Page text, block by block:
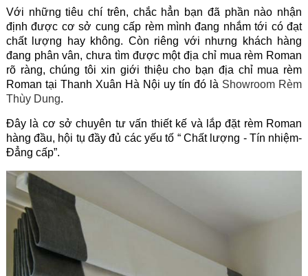
Với những tiêu chí trên, chắc hẳn bạn đã phần nào nhận
định được cơ sở cung cấp rèm mình đang nhắm tới có đạt
chất lượng hay không. Còn riêng với nhưng khách hàng
đang phân vân, chưa tìm được một địa chỉ mua rèm Roman
rõ ràng, chúng tôi xin giới thiệu cho bạn địa chỉ mua rèm
Roman tại Thanh Xuân Hà Nội uy tín đó là Showroom Rèm
Thùy Dung.
Đây là cơ sở chuyên tư vấn thiết kế và lắp đặt rèm Roman
hàng đầu, hội tụ đầy đủ các yếu tố “ Chất lượng - Tín nhiệm-
Đẳng cấp”.